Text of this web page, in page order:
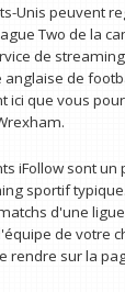
Unis peuvent
Two de la
de
de
ici que vous
iFollow sont un
sportif
d'une
de votre
rendre sur la